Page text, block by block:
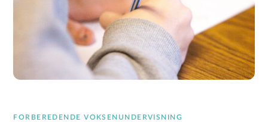
FORBEREDENDE VOKSENUNDERVISNING